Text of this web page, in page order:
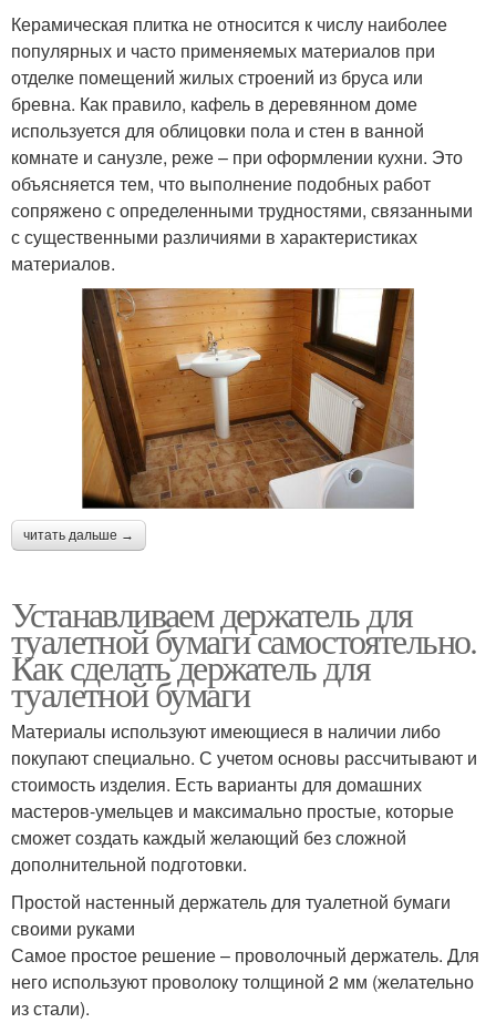
Керамическая плитка не относится к числу наиболее
популярных и часто применяемых материалов при
отделке помещений жилых строений из бруса или
бревна. Как правило, кафель в деревянном доме
используется для облицовки пола и стен в ванной
комнате и санузле, реже – при оформлении кухни. Это
объясняется тем, что выполнение подобных работ
сопряжено с определенными трудностями, связанными
с существенными различиями в характеристиках
материалов.
читать дальше →
Устанавливаем держатель для
туалетной бумаги самостоятельно.
Как сделать держатель для
туалетной бумаги
Материалы используют имеющиеся в наличии либо
покупают специально. С учетом основы рассчитывают и
стоимость изделия. Есть варианты для домашних
мастеров-умельцев и максимально простые, которые
сможет создать каждый желающий без сложной
дополнительной подготовки.
Простой настенный держатель для туалетной бумаги
своими руками
Самое простое решение – проволочный держатель. Для
него используют проволоку толщиной 2 мм (желательно
из стали).